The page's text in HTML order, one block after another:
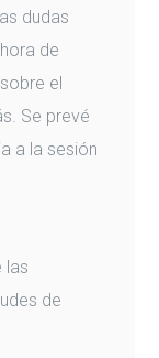
dudas
de
el
Se prevé
a la sesión
las
de